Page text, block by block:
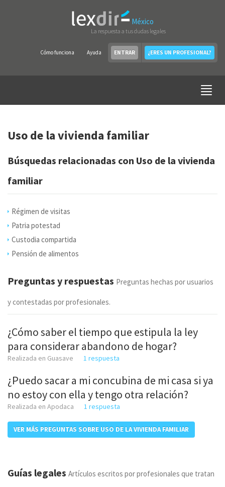
México
La respuesta a tus dudas legales
Cómo funciona Ayuda ENTRAR ¿ERES UN PROFESIONAL?
Uso de la vivienda familiar
Búsquedas relacionadas con Uso de la vivienda
familiar
Régimen de visitas
Patria potestad
Custodia compartida
Pensión de alimentos
Preguntas y respuestas Preguntas hechas por usuarios
y contestadas por profesionales.
¿Cómo saber el tiempo que estipula la ley
para considerar abandono de hogar?
Realizada en Guasave 1 respuesta
¿Puedo sacar a mi concubina de mi casa si ya
no estoy con ella y tengo otra relación?
Realizada en Apodaca 1 respuesta
VER MÁS PREGUNTAS SOBRE USO DE LA VIVIENDA FAMILIAR
Guías legales Artículos escritos por profesionales que tratan